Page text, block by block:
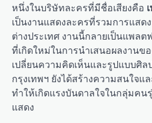
หนึ่งในบริษัทละครที่มีชื่อเสียงคือ
เป็นงานแสดงละครที่รวมการแสด
ต่างประเทศ งานนี้กลายเป็นแพล
ที่เกิดใหม่ในการนำเสนอผลงานข
เปลี่ยนความคิดเห็นและรูปแบบศิล
กรุงเทพฯ ยังได้สร้างความสนใจ
ทำให้เกิดแรงบันดาลใจในกลุ่มค
แสดง